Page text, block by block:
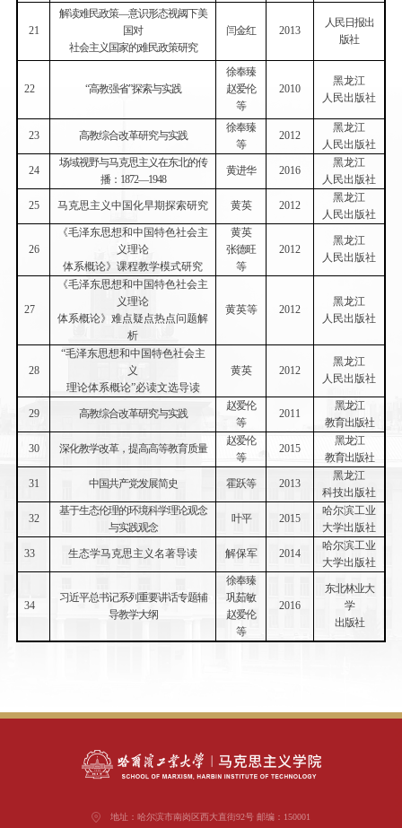
21
解读难民政策—意识形态视阈下美
国对
社会主义国家的难民政策研究
闫金红 2013
人民日报出
版社
22 “高教强省”探索与实践
徐奉臻
赵爱伦
等
2010
黑龙江
人民出版社
23 高教综合改革研究与实践
徐奉臻
等
2012
黑龙江
人民出版社
24
场域视野与马克思主义在东北的传
播： 1872—1948
黄进华 2016
黑龙江
人民出版社
25 马克思主义中国化早期探索研究 黄英 2012
黑龙江
人民出版社
26
《毛泽东思想和中国特色社会主
义理论
体系概论》课程教学模式研究
黄英
张德旺
等
2012
黑龙江
人民出版社
27
《毛泽东思想和中国特色社会主
义理论
体系概论》难点疑点热点问题解
析
黄英等 2012
黑龙江
人民出版社
28
“毛泽东思想和中国特色社会主
义
理论体系概论”必读文选导读
黄英 2012
黑龙江
人民出版社
29 高教综合改革研究与实践
赵爱伦
等
2011
黑龙江
教育出版社
30 深化教学改革，提高高等教育质量
赵爱伦
等
2015
黑龙江
教育出版社
31 中国共产党发展简史 霍跃等 2013
黑龙江
科技出版社
32
基于生态伦理的环境科学理论观念
与实践观念
叶平 2015
哈尔滨工业
大学出版社
33 生态学马克思主义名著导读 解保军 2014
哈尔滨工业
大学出版社
34
习近平总书记系列重要讲话专题辅
导教学大纲
徐奉臻
巩茹敏
赵爱伦
等
2016
东北林业大
学
出版社
地址：哈尔滨市南岗区西大直街92号 邮编：150001